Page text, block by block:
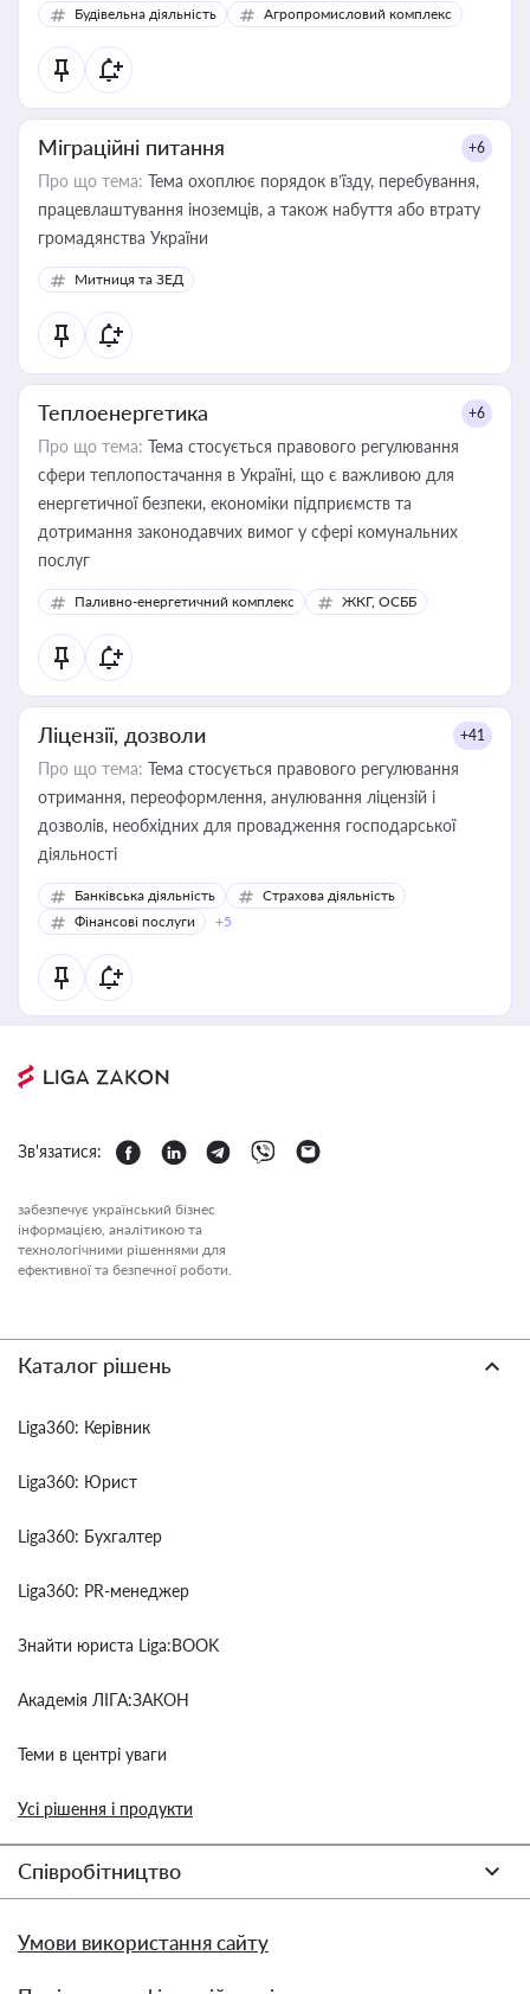
Будівельна діяльність Агропромисловий комплекс
Міграційні питання +6
Про що тема: Тема охоплює порядок в’їзду, перебування,
працевлаштування іноземців, а також набуття або втрату
громадянства України
Митниця та ЗЕД
Теплоенергетика +6
Про що тема: Тема стосується правового регулювання
сфери теплопостачання в Україні, що є важливою для
енергетичної безпеки, економіки підприємств та
дотримання законодавчих вимог у сфері комунальних
послуг
Паливно-енергетичний комплекс ЖКГ, ОСББ
Ліцензії, дозволи +41
Про що тема: Тема стосується правового регулювання
отримання, переоформлення, анулювання ліцензій і
дозволів, необхідних для провадження господарської
діяльності
Банківська діяльність
Страхова діяльність
Фінансові послуги
+5
Зв'язатися:
забезпечує український бізнес
інформацією, аналітикою та
технологічними рішеннями для
ефективної та безпечної роботи.
Каталог рішень
Liga360: Керівник
Liga360: Юрист
Liga360: Бухгалтер
Liga360: PR-менеджер
Знайти юриста Liga:BOOK
Академія ЛІГА:ЗАКОН
Теми в центрі уваги
Усі рішення і продукти
Співробітництво
Умови використання сайту